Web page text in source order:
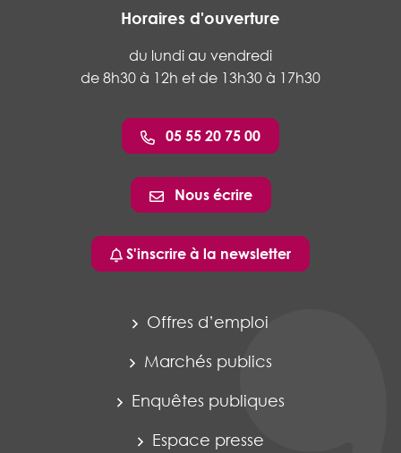
Horaires d'ouverture
du lundi au vendredi
de 8h30 à 12h et de 13h30 à 17h30
05 55 20 75 00
Nous écrire
S'inscrire à la newsletter
Offres d’emploi
Marchés publics
Enquêtes publiques
Espace presse